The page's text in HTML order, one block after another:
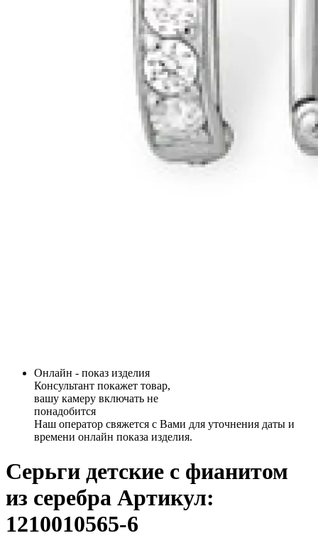
Онлайн - показ изделия
Консультант покажет товар,
вашу камеру включать не
понадобится
Наш оператор свяжется с Вами для уточнения даты и
времени онлайн показа изделия.
Серьги детские с фианитом
из серебра Артикул:
1210010565-6